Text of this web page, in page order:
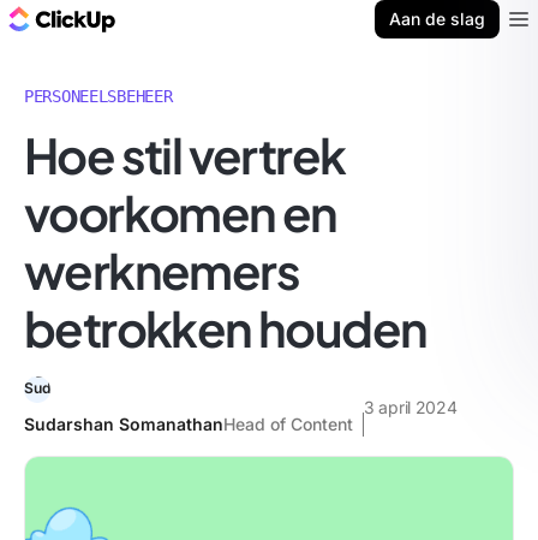
Aan de slag
PERSONEELSBEHEER
Hoe stil vertrek
voorkomen en
werknemers
betrokken houden
Sudarshan SomanathanHead of Content
3 april 2024